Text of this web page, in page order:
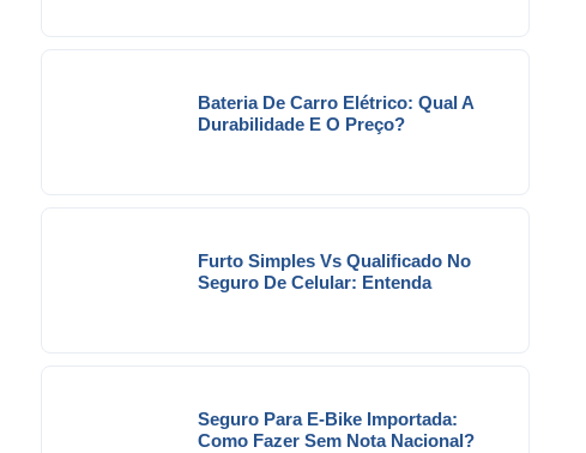
Bateria De Carro Elétrico: Qual A
Durabilidade E O Preço?
Furto Simples Vs Qualificado No
Seguro De Celular: Entenda
Seguro Para E-Bike Importada:
Como Fazer Sem Nota Nacional?